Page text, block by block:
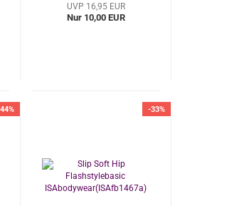
UVP 16,95 EUR
Nur 10,00 EUR
-33%